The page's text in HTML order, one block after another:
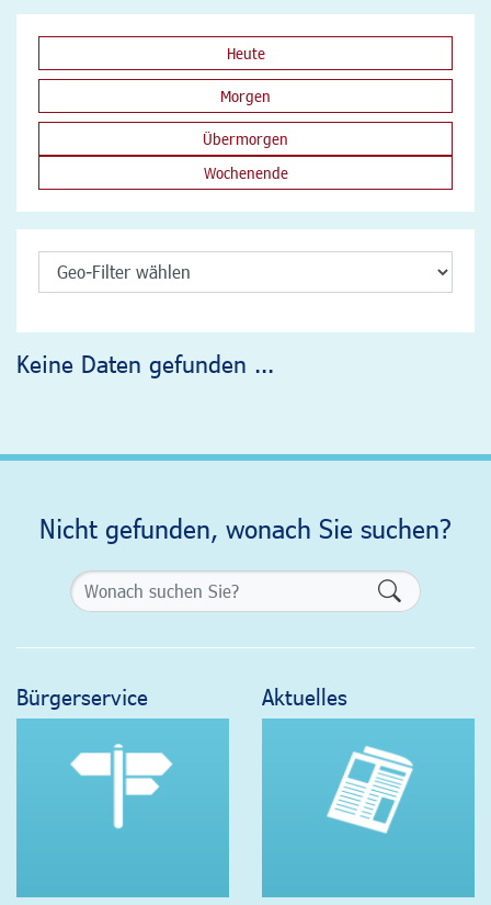
Heute
Morgen
Übermorgen
Wochenende
Keine Daten gefunden ...
Nicht gefunden, wonach Sie suchen?
Bürgerservice Aktuelles